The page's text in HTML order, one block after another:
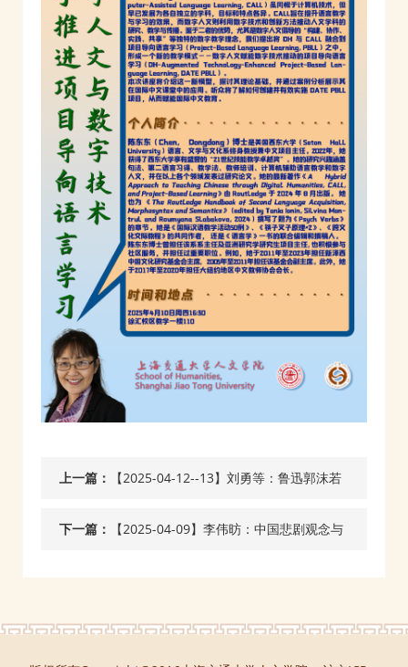
上一篇： 【2025-04-12--13】刘勇等：鲁迅郭沫若
茅盾与中国现代创意写作一一第六届“鲁、
下一篇： 【2025-04-09】李伟昉：中国悲剧观念与